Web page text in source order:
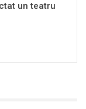
un teatru